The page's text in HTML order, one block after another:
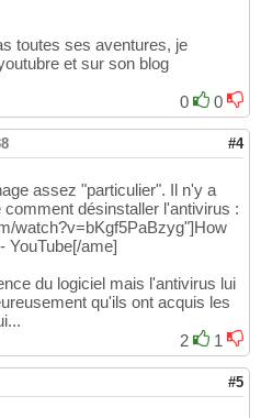
toutes ses aventures, je
et sur son blog
0
0
#4
assez "particulier". Il n'y a
désinstaller l'antivirus :
watch?v=bKgf5PaBzyg"]How
YouTube[/ame]
du logiciel mais l'antivirus lui
qu'ils ont acquis les
2
1
#5